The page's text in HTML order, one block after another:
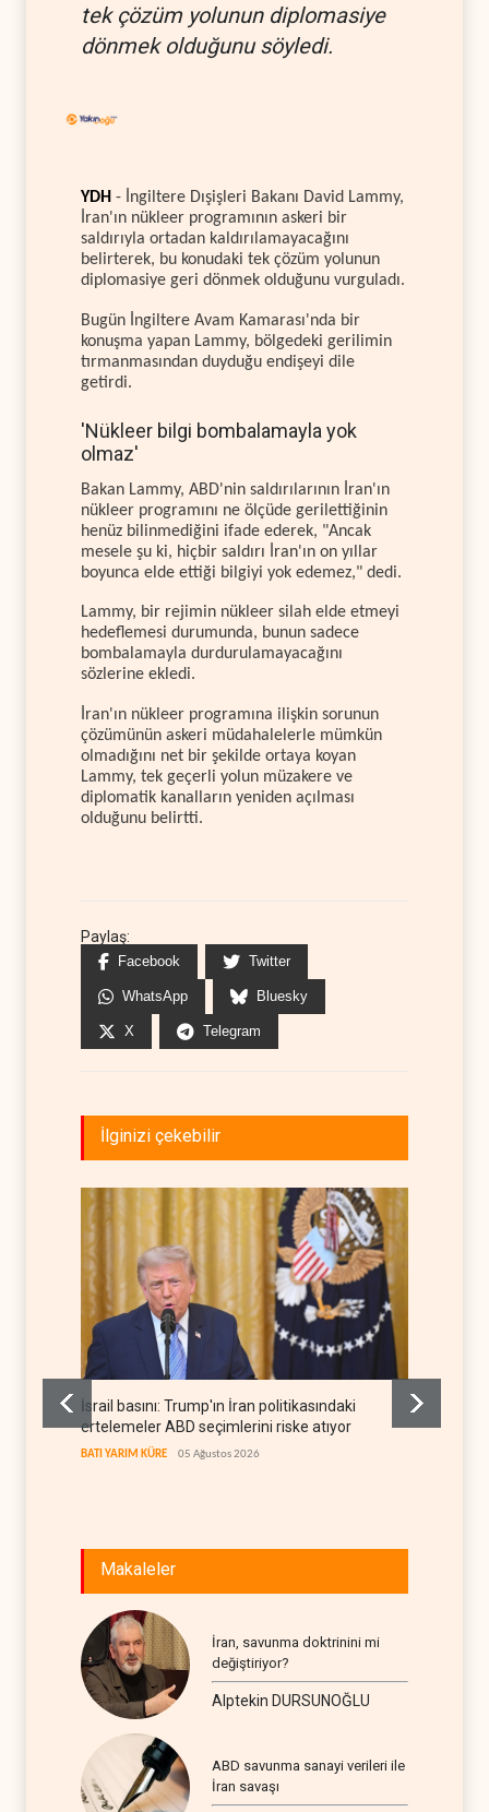
tek çözüm yolunun diplomasiye
dönmek olduğunu söyledi.
YDH - İngiltere Dışişleri Bakanı David Lammy,
İran'ın nükleer programının askeri bir
saldırıyla ortadan kaldırılamayacağını
belirterek, bu konudaki tek çözüm yolunun
diplomasiye geri dönmek olduğunu vurguladı.
Bugün İngiltere Avam Kamarası'nda bir
konuşma yapan Lammy, bölgedeki gerilimin
tırmanmasından duyduğu endişeyi dile
getirdi.
'Nükleer bilgi bombalamayla yok
olmaz'
Bakan Lammy, ABD'nin saldırılarının İran'ın
nükleer programını ne ölçüde gerilettiğinin
henüz bilinmediğini ifade ederek, "Ancak
mesele şu ki, hiçbir saldırı İran'ın on yıllar
boyunca elde ettiği bilgiyi yok edemez," dedi.
Lammy, bir rejimin nükleer silah elde etmeyi
hedeflemesi durumunda, bunun sadece
bombalamayla durdurulamayacağını
sözlerine ekledi.
İran'ın nükleer programına ilişkin sorunun
çözümünün askeri müdahalelerle mümkün
olmadığını net bir şekilde ortaya koyan
Lammy, tek geçerli yolun müzakere ve
diplomatik kanalların yeniden açılması
olduğunu belirtti.
Paylaş:
Facebook Twitter
WhatsApp Bluesky
X Telegram
İlginizi çekebilir
İsrail basını: Trump'ın İran politikasındaki
ertelemeler ABD seçimlerini riske atıyor
BATI YARIM KÜRE 05 Ağustos 2026
Makaleler
İran, savunma doktrinini mi
değiştiriyor?
Alptekin DURSUNOĞLU
ABD savunma sanayi verileri ile
İran savaşı